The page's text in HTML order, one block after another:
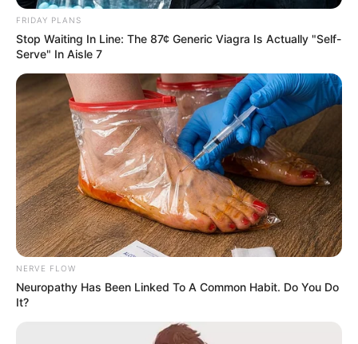
dominando el sector, aunque nuevas
compañías buscan ganar terreno con
propuestas más modernas y exclusivas.
Sin embargo, expertos recomiendan utilizar
estas tarjetas con responsabilidad. Aunque
ofrecen enormes beneficios, también suelen
incluir cuotas anuales elevadas y tasas de
interés importantes si no se manejan
correctamente.
FRIDAY PLANS
Stop Waiting In Line: The 87¢ Generic Viagra Is Actually "Self-
Serve" In Aisle 7
NERVE FLOW
Neuropathy Has Been Linked To A Common Habit. Do You Do
It?